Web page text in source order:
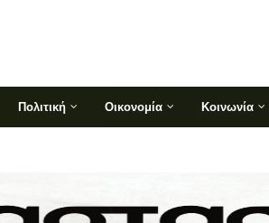
Πολιτική Οικονομία Κοινωνία